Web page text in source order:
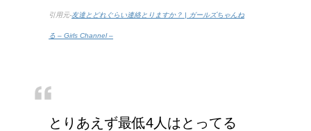
引用元-友達とどれぐらい連絡とりますか？ | ガールズちゃんね
る – Girls Channel –
とりあえず最低4人はとってる